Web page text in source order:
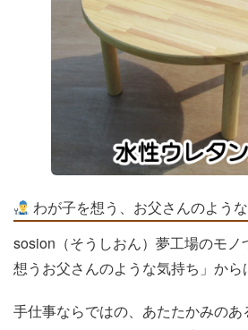
わが子を想う、お父さんのよう
sosion（そうしおん）夢工場のモノ
想うお父さんのような気持ち」から
手仕事ならではの、あたたかみのあ